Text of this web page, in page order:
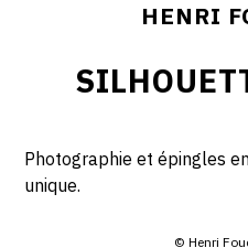
HENRI
Photographie et épingles
unique.
© Henri